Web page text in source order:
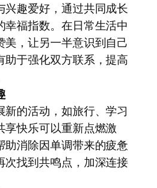
兴趣爱好，通过共同成长
幸福指数。在日常生活中
美，让另一半意识到自己
助于强化双方联系，提高
新的活动，如旅行、学习
享快乐可以重新点燃激
助消除因单调带来的疲惫
次找到共鸣点，加深连接